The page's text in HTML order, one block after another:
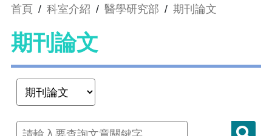
首頁 / 科室介紹 / 醫學研究部 / 期刊論文
期刊論文